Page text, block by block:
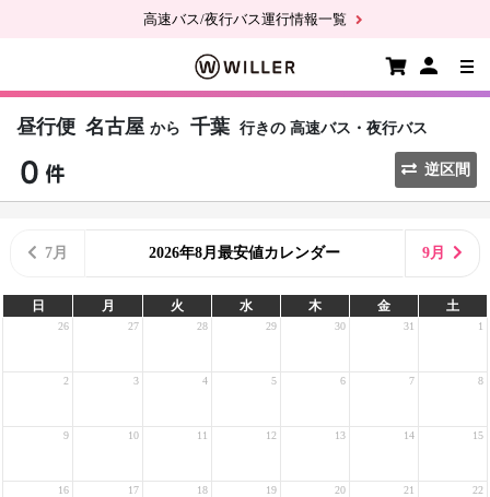
高速バス/夜行バス運行情報一覧
昼行便 名古屋 から 千葉 行きの 高速バス・夜行バス
逆区間
7月 2026年8月最安値カレンダー 9月
日 月 火 水 木 金 土
26 27 28 29 30 31 1
2 3 4 5 6 7 8
9 10 11 12 13 14 15
16 17 18 19 20 21 22